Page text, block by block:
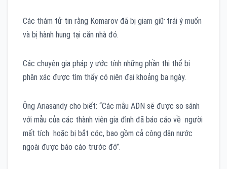
Các thám tử tin rằng Komarov đã bị giam giữ trái ý muốn
và bị hành hung tại căn nhà đó.
Các chuyên gia pháp y ước tính những phần thi thể bị
phân xác được tìm thấy có niên đại khoảng ba ngày.
Ông Ariasandy cho biết: “Các mẫu ADN sẽ được so sánh
với mẫu của các thành viên gia đình đã báo cáo về người
mất tích hoặc bị bắt cóc, bao gồm cả công dân nước
ngoài được báo cáo trước đó”.